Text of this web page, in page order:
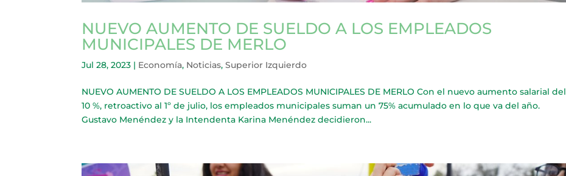
NUEVO AUMENTO DE SUELDO A LOS EMPLEADOS
MUNICIPALES DE MERLO
Jul 28, 2023 | Economía, Noticias,Superior Izquierdo
NUEVO AUMENTO DE SUELDO A LOS EMPLEADOS MUNICIPALES DE MERLO Con el nuevo aumento salarial del
10 %, retroactivo al 1º de julio, los empleados municipales suman un 75% acumulado en lo que va del año.
Gustavo Menéndez y la Intendenta Karina Menéndez decidieron...